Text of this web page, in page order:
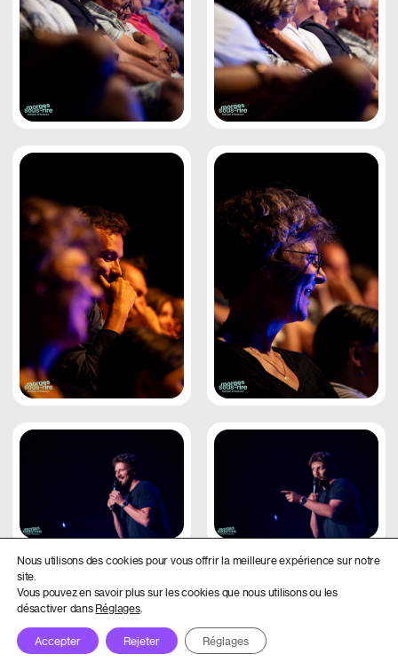
Nous utilisons des cookies pour vous offrir la meilleure expérience sur notre
site.
Vous pouvez en savoir plus sur les cookies que nous utilisons ou les
désactiver dans Réglages.
Accepter Rejeter Réglages